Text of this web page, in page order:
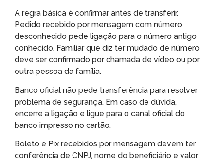
A regra básica é confirmar antes de transferir.
Pedido recebido por mensagem com número
desconhecido pede ligação para o número antigo
conhecido. Familiar que diz ter mudado de número
deve ser confirmado por chamada de vídeo ou por
outra pessoa da família.
Banco oficial não pede transferência para resolver
problema de segurança. Em caso de dúvida,
encerre a ligação e ligue para o canal oficial do
banco impresso no cartão.
Boleto e Pix recebidos por mensagem devem ter
conferência de CNPJ, nome do beneficiário e valor